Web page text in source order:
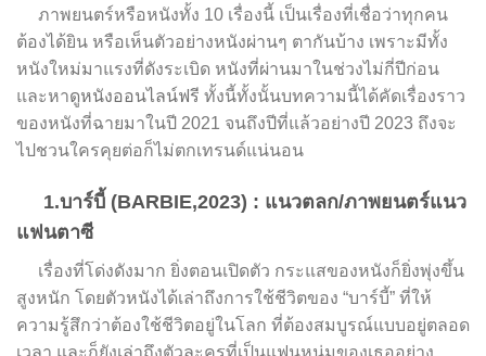
ภาพยนตร์หรือหนังทั้ง 10 เรื่องนี้ เป็นเรื่องที่เชื่อว่าทุกคน
ต้องได้ยิน หรือเห็นตัวอย่างหนังผ่านๆ ตากันบ้าง เพราะมีทั้ง
หนังใหม่มาแรงที่ดังระเบิด หนังที่ผ่านมาในช่วงไม่กี่ปีก่อน
และหาดูหนังออนไลน์ฟรี ทั้งนี้ทั้งนั้นบทความนี้ได้คัดเรื่องราว
ของหนังที่ฉายมาในปี 2021 จนถึงปีที่แล้วอย่างปี 2023 ถึงจะ
ไปชวนใครคุยต่อก็ไม่ตกเทรนด์แน่นอน
1.บาร์บี้ (BARBIE,2023) : แนวตลก/ภาพยนตร์แนว
แฟนตาซี
เรื่องที่โด่งดังมาก ยิ่งตอนเปิดตัว กระแสของหนังก็ยิ่งพุ่งขึ้น
สูงหนัก โดยตัวหนังได้เล่าถึงการใช้ชีวิตของ “บาร์บี้” ที่ให้
ความรู้สึกว่าต้องใช้ชีวิตอยู่ในโลก ที่ต้องสมบูรณ์แบบอยู่ตลอด